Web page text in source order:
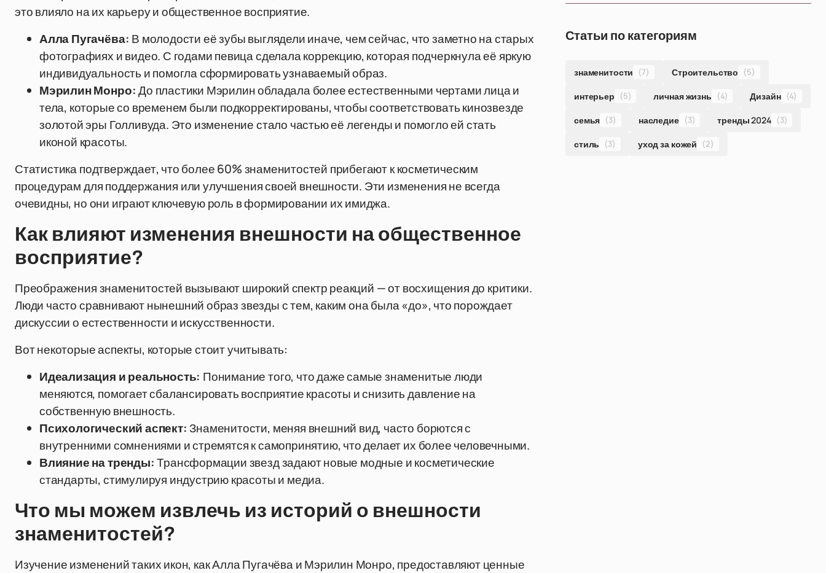
это влияло на их карьеру и общественное восприятие.
Алла Пугачёва: В молодости её зубы выглядели иначе, чем сейчас, что заметно на старых
фотографиях и видео. С годами певица сделала коррекцию, которая подчеркнула её яркую
индивидуальность и помогла сформировать узнаваемый образ.
Мэрилин Монро:До пластики Мэрилин обладала более естественными чертами лица и
тела, которые со временем были подкорректированы, чтобы соответствовать кинозвезде
золотой эры Голливуда. Это изменение стало частью её легенды и помогло ей стать
иконой красоты.
Статистика подтверждает, что более 60% знаменитостей прибегают к косметическим
процедурам для поддержания или улучшения своей внешности. Эти изменения не всегда
очевидны, но они играют ключевую роль в формировании их имиджа.
Как влияют изменения внешности на общественное
восприятие?
Преображения знаменитостей вызывают широкий спектр реакций — от восхищения до критики.
Люди часто сравнивают нынешний образ звезды с тем, каким она была «до», что порождает
дискуссии о естественности и искусственности.
Вот некоторые аспекты, которые стоит учитывать:
Идеализация и реальность: Понимание того, что даже самые знаменитые люди
меняются, помогает сбалансировать восприятие красоты и снизить давление на
собственную внешность.
Психологический аспект:Знаменитости, меняя внешний вид, часто борются с
внутренними сомнениями и стремятся к самопринятию, что делает их более человечными.
Влияние на тренды:Трансформации звезд задают новые модные и косметические
стандарты, стимулируя индустрию красоты и медиа.
Что мы можем извлечь из историй о внешности
знаменитостей?
Изучение изменений таких икон, как Алла Пугачёва и Мэрилин Монро, предоставляют ценные
Статьи по категориям
знаменитости (7) Строительство (5)
интерьер (5) личная жизнь (4) Дизайн (4)
семья (3) наследие (3) тренды 2024 (3)
стиль (3) уход за кожей (2)